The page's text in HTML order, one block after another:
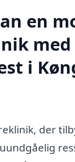
en
med
i
der